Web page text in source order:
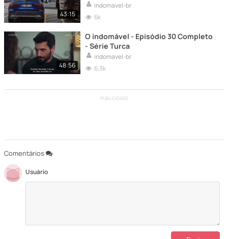
Comentários
Usuário
43:15
indomavel-br
6k
48:56
O indomável - Episódio 30 Completo
- Série Turca
indomavel-br
6,3k
PUBLICIDADE